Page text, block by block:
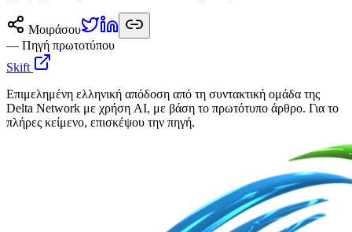
Μοιράσου
— Πηγή πρωτοτύπου
Skift
Επιμελημένη ελληνική απόδοση από τη συντακτική ομάδα της
Delta Network με χρήση AI, με βάση το πρωτότυπο άρθρο. Για το
πλήρες κείμενο, επισκέψου την πηγή.